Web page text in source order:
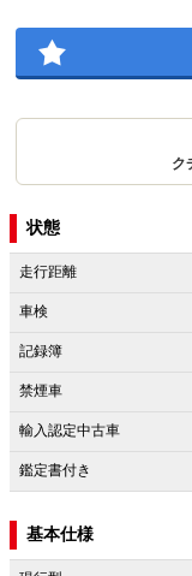
ク
状態
走行距離
車検
記録簿
禁煙車
輸入認定中古車
鑑定書付き
基本仕様